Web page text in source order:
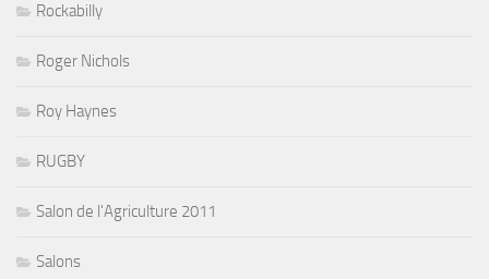
Rockabilly
Roger Nichols
Roy Haynes
RUGBY
Salon de l'Agriculture 2011
Salons